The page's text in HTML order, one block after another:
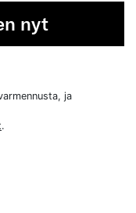
nyt
ja
.